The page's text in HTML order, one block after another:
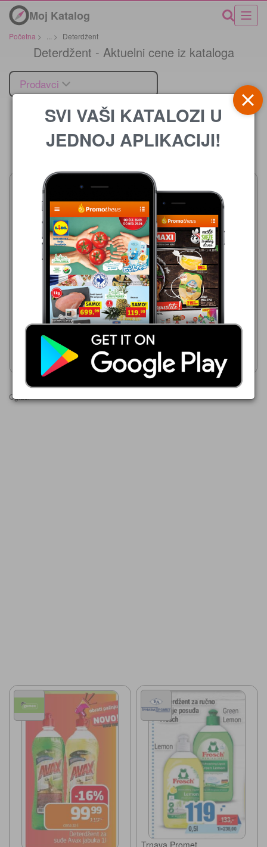
Moj Katalog
Početna > > Deterdžent
Deterdžent - Aktuelni cene iz kataloga
Prodavci
Cena
03.08.-16.08.2026
79,99 din
Deterdžent za sudove Spring
dve vrste
Prikaži katalog
Aman
03.08.-16.08.2026
99,99 din
Deterdžent za uklanjanje
Prikaži katalog
Oglasi
Trnava Promet
SVI VAŠI KATALOZI U
JEDNOJ APLIKACIJI!